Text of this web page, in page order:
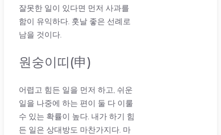
잘못한 일이 있다면 먼저 사과를
함이 유익하다. 훗날 좋은 선례로
남을 것이다.
원숭이띠(申)
어렵고 힘든 일을 먼저 하고, 쉬운
일을 나중에 하는 편이 둘 다 이룰
수 있는 확률이 높다. 내가 하기 힘
든 일은 상대방도 마찬가지다. 마